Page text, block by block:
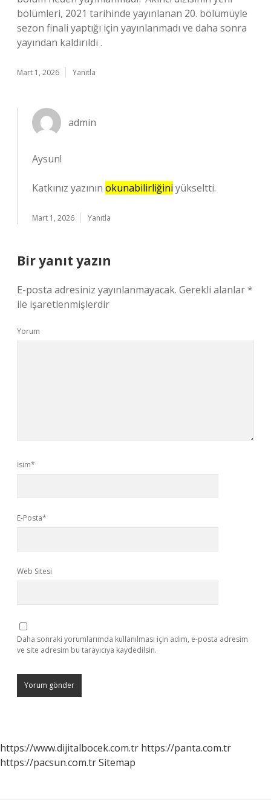
bölümleri, 2021 tarihinde yayınlanan 20. bölümüyle
sezon finali yaptığı için yayınlanmadı ve daha sonra
yayından kaldırıldı .
Mart 1, 2026 Yanıtla
admin
Aysun!
Katkınız yazının okunabilirliğini yükseltti.
Mart 1, 2026 Yanıtla
Bir yanıt yazın
E-posta adresiniz yayınlanmayacak. Gerekli alanlar*
ile işaretlenmişlerdir
Yorum
İsim*
E-Posta*
Web Sitesi
Daha sonraki yorumlarımda kullanılması için adım, e-posta adresim
ve site adresim bu tarayıcıya kaydedilsin.
https://www.dijitalbocek.com.tr https://panta.com.tr
https://pacsun.com.trSitemap